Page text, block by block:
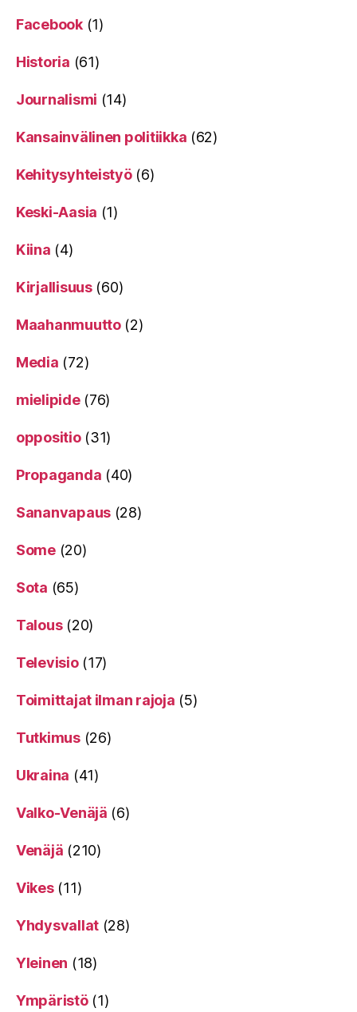
Facebook(1)
Historia (61)
Journalismi (14)
Kansainvälinen politiikka (62)
Kehitysyhteistyö(6)
Keski-Aasia (1)
Kiina (4)
Kirjallisuus(60)
Maahanmuutto(2)
Media (72)
mielipide(76)
oppositio(31)
Propaganda (40)
Sananvapaus (28)
Some(20)
Sota (65)
Talous(20)
Televisio(17)
Toimittajat ilman rajoja (5)
Tutkimus(26)
Ukraina (41)
Valko-Venäjä (6)
Venäjä (210)
Vikes(11)
Yhdysvallat (28)
Yleinen (18)
Ympäristö(1)